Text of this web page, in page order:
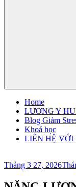
Home
LƯƠNG Y
Blog Giảm
Khoá học
LIÊN HỆ VỚI
Đăng
Tháng 3 27, 2026